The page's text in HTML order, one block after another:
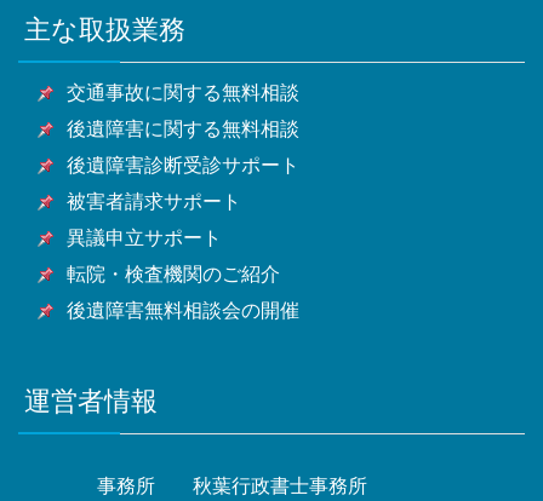
市・東大和市・清瀬市・東久留米市・武蔵村山市・多
摩市・稲城市・羽村市・あきる野市・西東京市他東京
都全域
潮市・富士見市・三郷市・蓮田市・坂戸市・幸手市・
鶴ヶ島市・日高市・吉川市・ふじみ野市・白岡市他埼
市・富津市・浦安市・四街道市・袖ケ浦市・八街市・
印西市・白井市・富里市・南房総市・匝瑳市・香取
市・山武市・いすみ市・大網白里市他千葉県全域
甲府市・山梨市・南アルプス市他山梨県全域・長野
県・静岡県等
主な取扱業務
交通事故に関する無料相談
後遺障害に関する無料相談
後遺障害診断受診サポート
被害者請求サポート
異議申立サポート
転院・検査機関のご紹介
後遺障害無料相談会の開催
運営者情報
事務所 秋葉行政書士事務所